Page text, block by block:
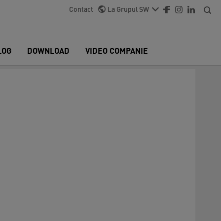
Contact La Grupul SW
DOWNLOAD VIDEO COMPANIE